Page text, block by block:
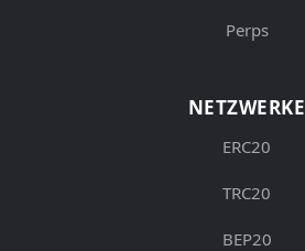
Perps
NETZWERKE
ERC20
TRC20
BEP20